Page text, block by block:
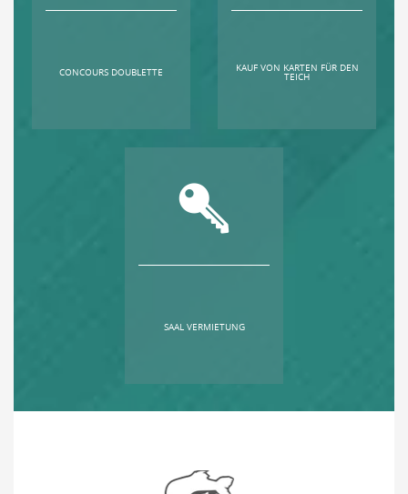
CONCOURS DOUBLETTE KAUF VON KARTEN FÜR DEN
TEICH
SAAL VERMIETUNG